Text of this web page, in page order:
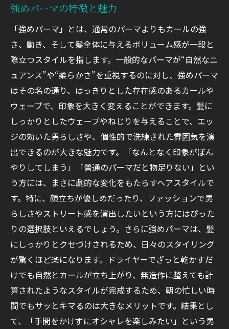
強めパーマの特徴と魅力
「強めパーマ」とは、通常のパーマよりもカールの強
さ、動き、そして髪全体に与えるボリューム感が一段と
際立つスタイルを指します。一般的なパーマが“自然なニ
ュアンス”や“柔らかさ”を重視するのに対し、強めパーマ
はその名の通り、はっきりとした存在感のあるカールや
ウェーブで、印象を大きく変えることができます。髪に
しっかりとしたウェーブやねじりを与えることで、エッ
ジの効いた男らしさや、個性的で洗練された雰囲気を演
出できるのが大きな魅力です。「なんとなく印象がぼん
やりしてしまう」「普通のパーマだと物足りない」とい
う方には、まさに劇的な変化をもたらすヘアスタイルで
す。特に、顔立ちが優しめだったり、ファッションで男
らしさやストリート感を演出したいという方にはぴった
りの選択肢といえるでしょう。さらに強めパーマは、髪
にしっかりとクセづけされるため、日々のスタイリング
が驚くほど楽になります。ドライヤーでざっと乾かすだ
けでも自然とカールが立ち上がり、無造作に整えても計
算されたようなスタイルが完成するため、朝の忙しい時
間でもサッとキマるのは大きなメリットです。結果とし
て、「手間をかけずにオシャレを楽しみたい」という男